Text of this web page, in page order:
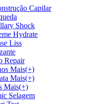
Capilar
Shock
Hydrate
Liss
Repair
Mais(+)
Mais(+)
Mais(+)
Selagem